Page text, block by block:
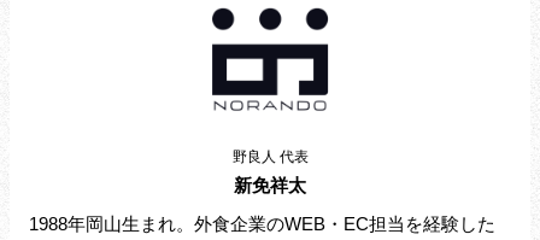
野良人 代表
新免祥太
1988年岡山生まれ。外食企業のWEB・EC担当を経験した